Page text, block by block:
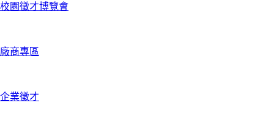
校園徵才博覽會
廠商專區
企業徵才